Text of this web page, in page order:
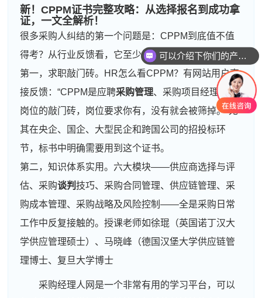
新！CPPM证书完整攻略：从选择报名到成功拿
证，一文全解析！
很多采购人纠结的第一个问题是：CPPM到底值不值
得考？从行业反馈看，它至少解决了三个实际问题。
第一，求职敲门砖。HR怎么看CPPM？有网站用户直
接反馈：“CPPM是应聘采购管理、采购项目经理这些
岗位的敲门砖，岗位要求你有，没有就会被筛掉。”尤
其在央企、国企、大型民企和跨国公司的招投标环
节，标书中明确需要用到这个证书。
第二，知识体系实用。六大模块——供应商选择与评
估、采购谈判技巧、采购合同管理、供应链管理、采
购成本管理、采购战略及风险控制——全是采购日常
工作中反复接触的。授课老师如徐琨（英国诺丁汉大
学供应管理硕士）、马晓峰（德国汉堡大学供应链管
理博士、复旦大学博士
采购经理人网是一个非常有用的学习平台，可以
你们是怎么收费的呢